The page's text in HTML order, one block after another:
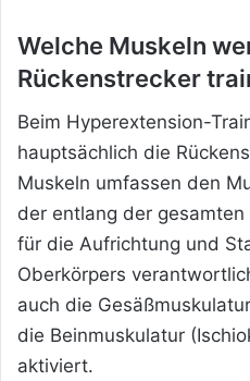
Welche Muskeln
Rückenstrecker
Beim Hyperextension-
hauptsächlich die
Muskeln umfassen den
der entlang der
für die Aufrichtung und
Oberkörpers
auch die
die Beinmuskulatur
aktiviert.